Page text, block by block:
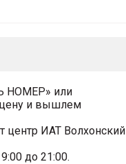
НОМЕР» или
и вышлем
центр ИАТ Волхонский
до 21:00.